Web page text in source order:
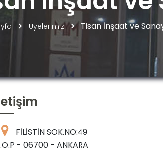
Üyelerimiz Tisan İnşaat ve
FİLİSTİN SOK.NO:49
- 06700 - ANKARA